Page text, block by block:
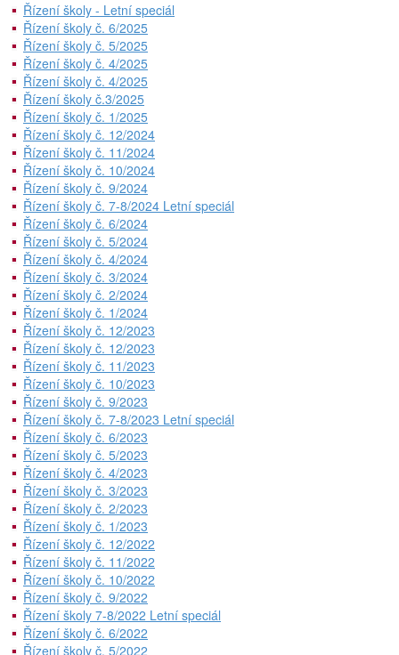
Řízení školy - Letní speciál
Řízení školy č. 6/2025
Řízení školy č. 5/2025
Řízení školy č. 4/2025
Řízení školy č. 4/2025
Řízení školy č.3/2025
Řízení školy č. 1/2025
Řízení školy č. 12/2024
Řízení školy č. 11/2024
Řízení školy č. 10/2024
Řízení školy č. 9/2024
Řízení školy č. 7-8/2024 Letní speciál
Řízení školy č. 6/2024
Řízení školy č. 5/2024
Řízení školy č. 4/2024
Řízení školy č. 3/2024
Řízení školy č. 2/2024
Řízení školy č. 1/2024
Řízení školy č. 12/2023
Řízení školy č. 12/2023
Řízení školy č. 11/2023
Řízení školy č. 10/2023
Řízení školy č. 9/2023
Řízení školy č. 7-8/2023 Letní speciál
Řízení školy č. 6/2023
Řízení školy č. 5/2023
Řízení školy č. 4/2023
Řízení školy č. 3/2023
Řízení školy č. 2/2023
Řízení školy č. 1/2023
Řízení školy č. 12/2022
Řízení školy č. 11/2022
Řízení školy č. 10/2022
Řízení školy č. 9/2022
Řízení školy 7-8/2022 Letní speciál
Řízení školy č. 6/2022
Řízení školy č. 5/2022